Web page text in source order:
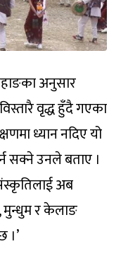
अनुसार
वृद्ध हुँदै गएका
ध्यान नदिए यो
सक्ने उनले बताए ।
अब
मुन्धुम र केलाङ
।’